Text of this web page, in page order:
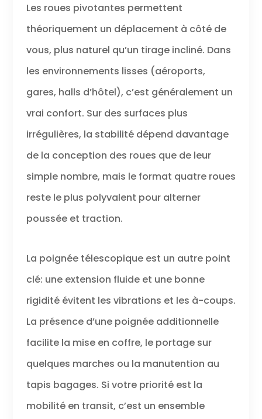
Les roues pivotantes permettent
théoriquement un déplacement à côté de
vous, plus naturel qu’un tirage incliné. Dans
les environnements lisses (aéroports,
gares, halls d’hôtel), c’est généralement un
vrai confort. Sur des surfaces plus
irrégulières, la stabilité dépend davantage
de la conception des roues que de leur
simple nombre, mais le format quatre roues
reste le plus polyvalent pour alterner
poussée et traction.
La poignée télescopique est un autre point
clé: une extension fluide et une bonne
rigidité évitent les vibrations et les à-coups.
La présence d’une poignée additionnelle
facilite la mise en coffre, le portage sur
quelques marches ou la manutention au
tapis bagages. Si votre priorité est la
mobilité en transit, c’est un ensemble